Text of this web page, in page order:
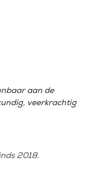
aan de
veerkrachtig
2018.